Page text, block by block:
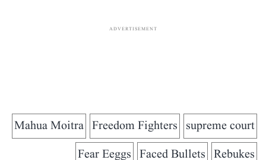
ADVERTISEMENT
supreme court
Freedom Fighters
Mahua Moitra
Rebukes
Faced Bullets
Fear Eeggs